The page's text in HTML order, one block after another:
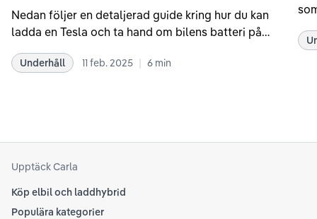
Nedan följer en detaljerad guide kring hur du kan
ladda en Tesla och ta hand om bilens batteri på
rekommendationer samt våra egna erfarenheter
Underhåll 11 feb. 2025 | 6 min
att
Upptäck Carla
Köp elbil och laddhybrid
Populära kategorier